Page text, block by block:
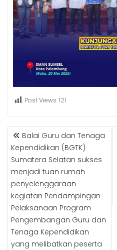
Post Views:121
POST
NAVIGATION
Balai Guru dan Tenaga
Kependidikan (BGTK)
Sumatera Selatan sukses
menjadi tuan rumah
penyelenggaraan
kegiatan Pendampingan
Pelaksanaan Program
Pengembangan Guru dan
Tenaga Kependidikan
yang melibatkan peserta